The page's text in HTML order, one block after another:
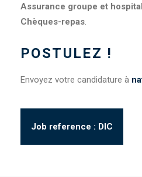
Assurance groupe et
Chèques-repas.
POSTULEZ !
Envoyez votre candidature à
Job reference : DIC